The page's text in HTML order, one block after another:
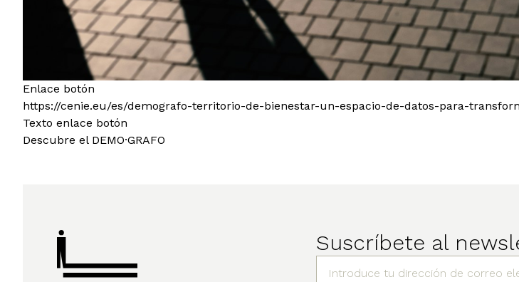
Enlace botón
https://cenie.eu/es/demografo-territorio-de-bienestar-un-espacio-de-datos-para-
Texto enlace botón
Descubre el DEMO·GRAFO
Suscríbete al